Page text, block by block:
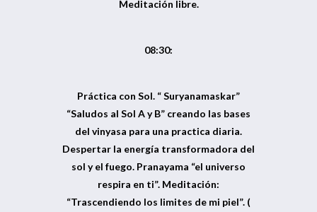
Meditación libre.
08:30:
Práctica con Sol. “ Suryanamaskar”
“Saludos al Sol A y B” creando las bases
del vinyasa para una practica diaria.
Despertar la energía transformadora del
sol y el fuego. Pranayama “el universo
respira en ti”. Meditación:
“Trascendiendo los limites de mi piel”. (